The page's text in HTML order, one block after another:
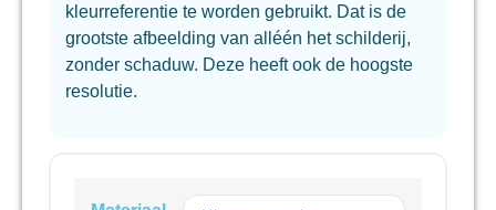
kleurreferentie te worden gebruikt. Dat is de
grootste afbeelding van alléén het schilderij,
zonder schaduw. Deze heeft ook de hoogste
resolutie.